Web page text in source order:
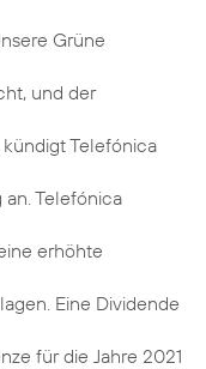
Grüne
und der
Telefónica
Telefónica
erhöhte
Eine Dividende
für die Jahre 2021